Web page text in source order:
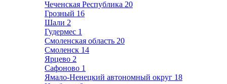
Чеченская Республика 20
Грозный 16
Шали 2
Гудермес 1
Смоленская область 20
Смоленск 14
Ярцево 2
Сафоново 1
Ямало-Ненецкий автономный округ 18